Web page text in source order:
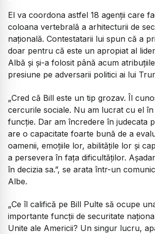
El va coordona astfel 18 agenții care
coloana vertebrală a arhitecturii de
națională. Contestatarii lui spun că a
doar pentru că este un apropiat al
Albă și și-a folosit până acum
presiune pe adversarii politici ai lui
„Cred că Bill este un tip grozav. Îl
cercurile sociale. Nu am lucrat cu el
funcție. Dar am încredere în judecata
are o capacitate foarte bună de a
oamenii, emoțiile lor, abilitățile lor și
a persevera în fața dificultăților.
în decizia sa.”, se arata într-un
Albe.
„Ce îl califică pe Bill Pulte să ocupe
importante funcții de securitate
Unite ale Americii? Un singur lucru,